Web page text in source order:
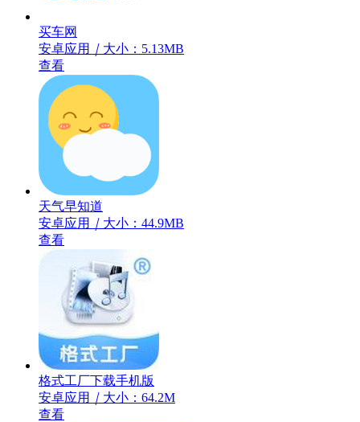
买车网
安卓应用 ｜ 大小：5.13MB
查看
天气早知道
安卓应用 ｜ 大小：44.9MB
查看
格式工厂下载手机版
安卓应用 ｜ 大小：64.2M
查看